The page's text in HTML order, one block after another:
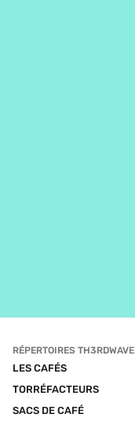
RÉPERTOIRES TH3RDWAVE
LES CAFÉS
TORRÉFACTEURS
SACS DE CAFÉ